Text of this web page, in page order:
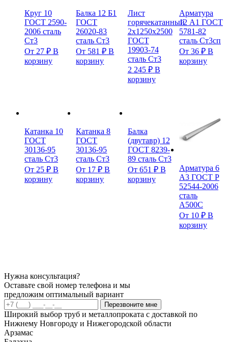
Круг 10
ГОСТ 2590-
2006 сталь
Ст3
От 27 ₽ В
корзину
Балка 12 Б1
ГОСТ
26020-83
сталь Ст3
От 581₽ В
корзину
Лист
горячекатанный
2х1250х2500
ГОСТ
19903-74
сталь Ст3
2 245 ₽ В
корзину
Арматура
12 А1 ГОСТ
5781-82
сталь Ст3сп
От 36 ₽ В
корзину
Катанка 10
ГОСТ
30136-95
сталь Ст3
От 25 ₽ В
корзину
Катанка 8
ГОСТ
30136-95
сталь Ст3
От 17₽ В
корзину
Балка
(двутавр) 12
ГОСТ 8239-
89 сталь Ст3
От 651 ₽ В
корзину
Арматура 6
А3 ГОСТ Р
52544-2006
сталь
А500С
От 10 ₽ В
корзину
Нужна консультация?
Оставьте свой номер телефона и мы
предложим оптимальный вариант
Перезвоните мне
Широкий выбор труб и металлопроката с доставкой по
Нижнему Новгороду и Нижегородской области
Арзамас